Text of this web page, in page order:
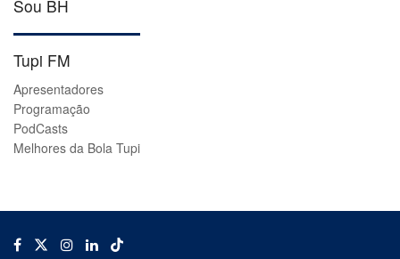
Sou BH
Tupi FM
Apresentadores
Programação
PodCasts
Melhores da Bola Tupi